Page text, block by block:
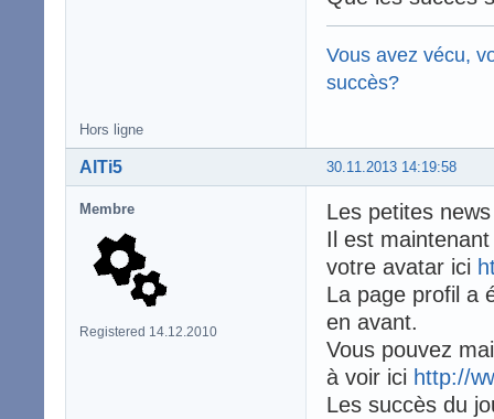
Vous avez vécu,
succès?
Hors ligne
30.11.2013 14:19:58
AlTi5
Membre
Registered 14.12.2010
Les petites
Il est
votre avatar ici
La page profil a
en avant.
Vous pouvez
à voir ici http://
Les succès du